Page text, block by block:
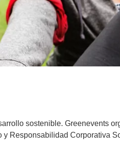
sostenible. Greenevents
Responsabilidad Corporativa